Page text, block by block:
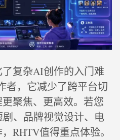
复杂AI创作的入门难
者，它减少了跨平台切
聚焦、更高效。若您
、品牌视觉设计、电
RHTV值得重点体验。